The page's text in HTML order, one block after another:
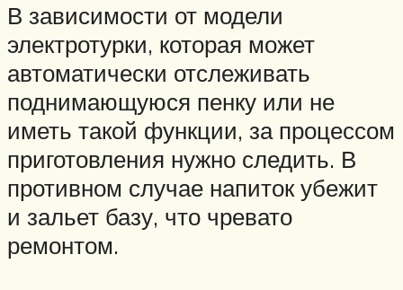
В зависимости от модели
электротурки, которая может
автоматически отслеживать
поднимающуюся пенку или не
иметь такой функции, за процессом
приготовления нужно следить. В
противном случае напиток убежит
и зальет базу, что чревато
ремонтом.